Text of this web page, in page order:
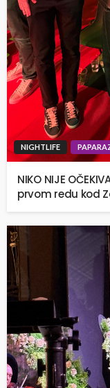
NIGHTLIFE
NIKO NIJE
prvom redu kod